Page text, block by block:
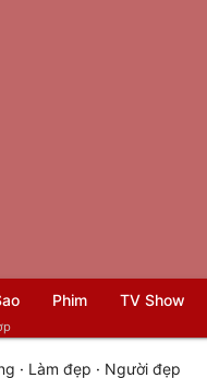
Phim TV Show
· Làm đẹp · Người đẹp